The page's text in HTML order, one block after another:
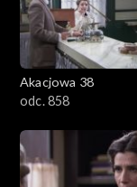
Akacjowa 38
odc. 858